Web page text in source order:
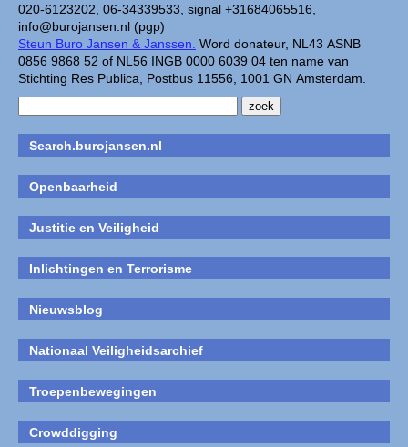
020-6123202, 06-34339533, signal +31684065516,
info@burojansen.nl (pgp)
Steun Buro Jansen & Janssen. Word donateur, NL43 ASNB
0856 9868 52 of NL56 INGB 0000 6039 04 ten name van
Stichting Res Publica, Postbus 11556, 1001 GN Amsterdam.
Search.burojansen.nl
Openbaarheid
Justitie en Veiligheid
Inlichtingen en Terrorisme
Nieuwsblog
Nationaal Veiligheidsarchief
Troepenbewegingen
Crowddigging